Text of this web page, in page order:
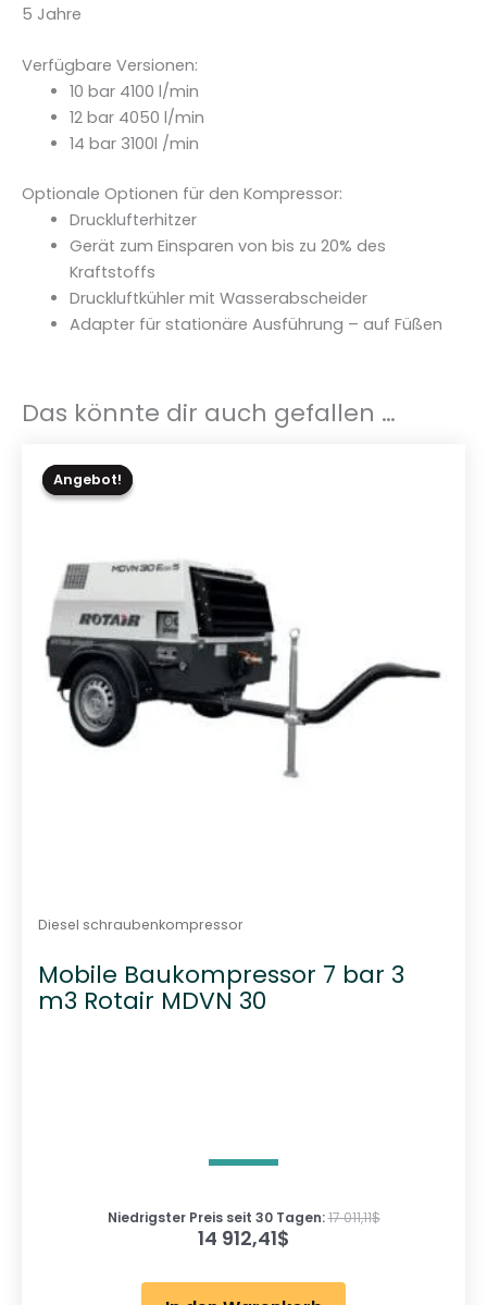
5 Jahre
Verfügbare Versionen:
10 bar 4100 l/min
12 bar 4050 l/min
14 bar 3100l /min
Optionale Optionen für den Kompressor:
Drucklufterhitzer
Gerät zum Einsparen von bis zu 20% des
Kraftstoffs
Druckluftkühler mit Wasserabscheider
Adapter für stationäre Ausführung – auf Füßen
Das könnte dir auch gefallen …
Angebot!
Angebot!
Diesel schraubenkompressor
Mobile Baukompressor 7 bar 3
m3 Rotair MDVN 30
Niedrigster Preis seit 30 Tagen:17 011,11$
14 912,41$